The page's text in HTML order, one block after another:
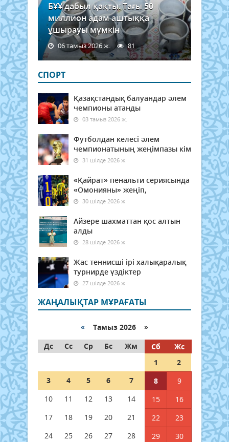
БҰҰ дабыл қақты: Тағы 50
миллион адам аштыққа
ұшырауы мүмкін
06 тамыз 2026 ж. 81
СПОРТ
Қазақстандық балуандар әлем
чемпионы атанды
03 тамыз 2026 ж.
Футболдан келесі әлем
чемпионатының жеңімпазы кім
31 шілде 2026 ж.
«Қайрат» пенальти сериясында
«Омонияны» жеңіп,
30 шілде 2026 ж.
Айзере шахматтан қос алтын
алды
28 шілде 2026 ж.
Жас теннисші ірі халықаралық
турнирде үздіктер
27 шілде 2026 ж.
ЖАҢАЛЫҚТАР МҰРАҒАТЫ
« Тамыз 2026 »
Дс
Сс Ср Бс Жм Сб
Жс
1
2
3
4 5 6 7 8
9
10
11 12 13 14 15
16
17
18 19 20 21 22
23
24
25 26 27 28 29 30